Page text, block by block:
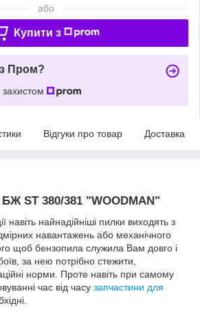
або
Купити з
Пром?
Відгуки про товар Доставка
ST 380/381 "WOODMAN"
навіть найнадійніші пилки виходять з
навантажень або механічного
щоб бензопила служила Вам довго і
за нею потрібно стежити,
норми. Проте навіть при самому
час від часу запчастини для